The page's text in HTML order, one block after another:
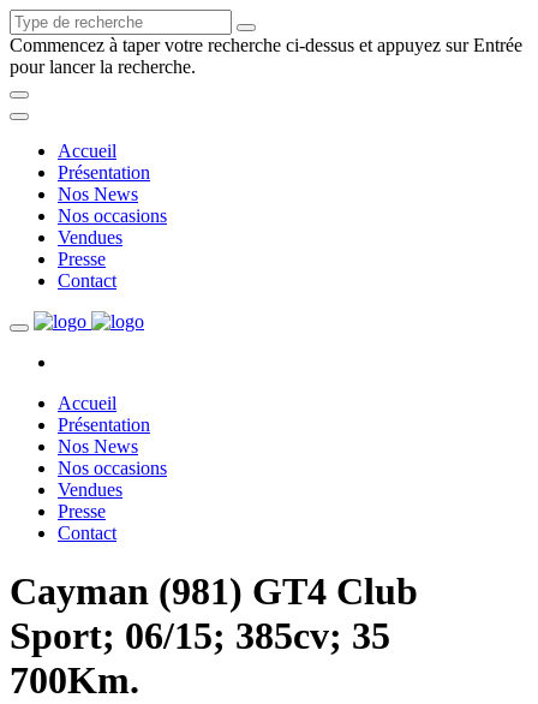
Commencez à taper votre recherche ci-dessus et appuyez sur Entrée
pour lancer la recherche.
Accueil
Présentation
Nos News
Nos occasions
Vendues
Presse
Contact
Accueil
Présentation
Nos News
Nos occasions
Vendues
Presse
Contact
Cayman (981) GT4 Club
Sport; 06/15; 385cv; 35
700Km.